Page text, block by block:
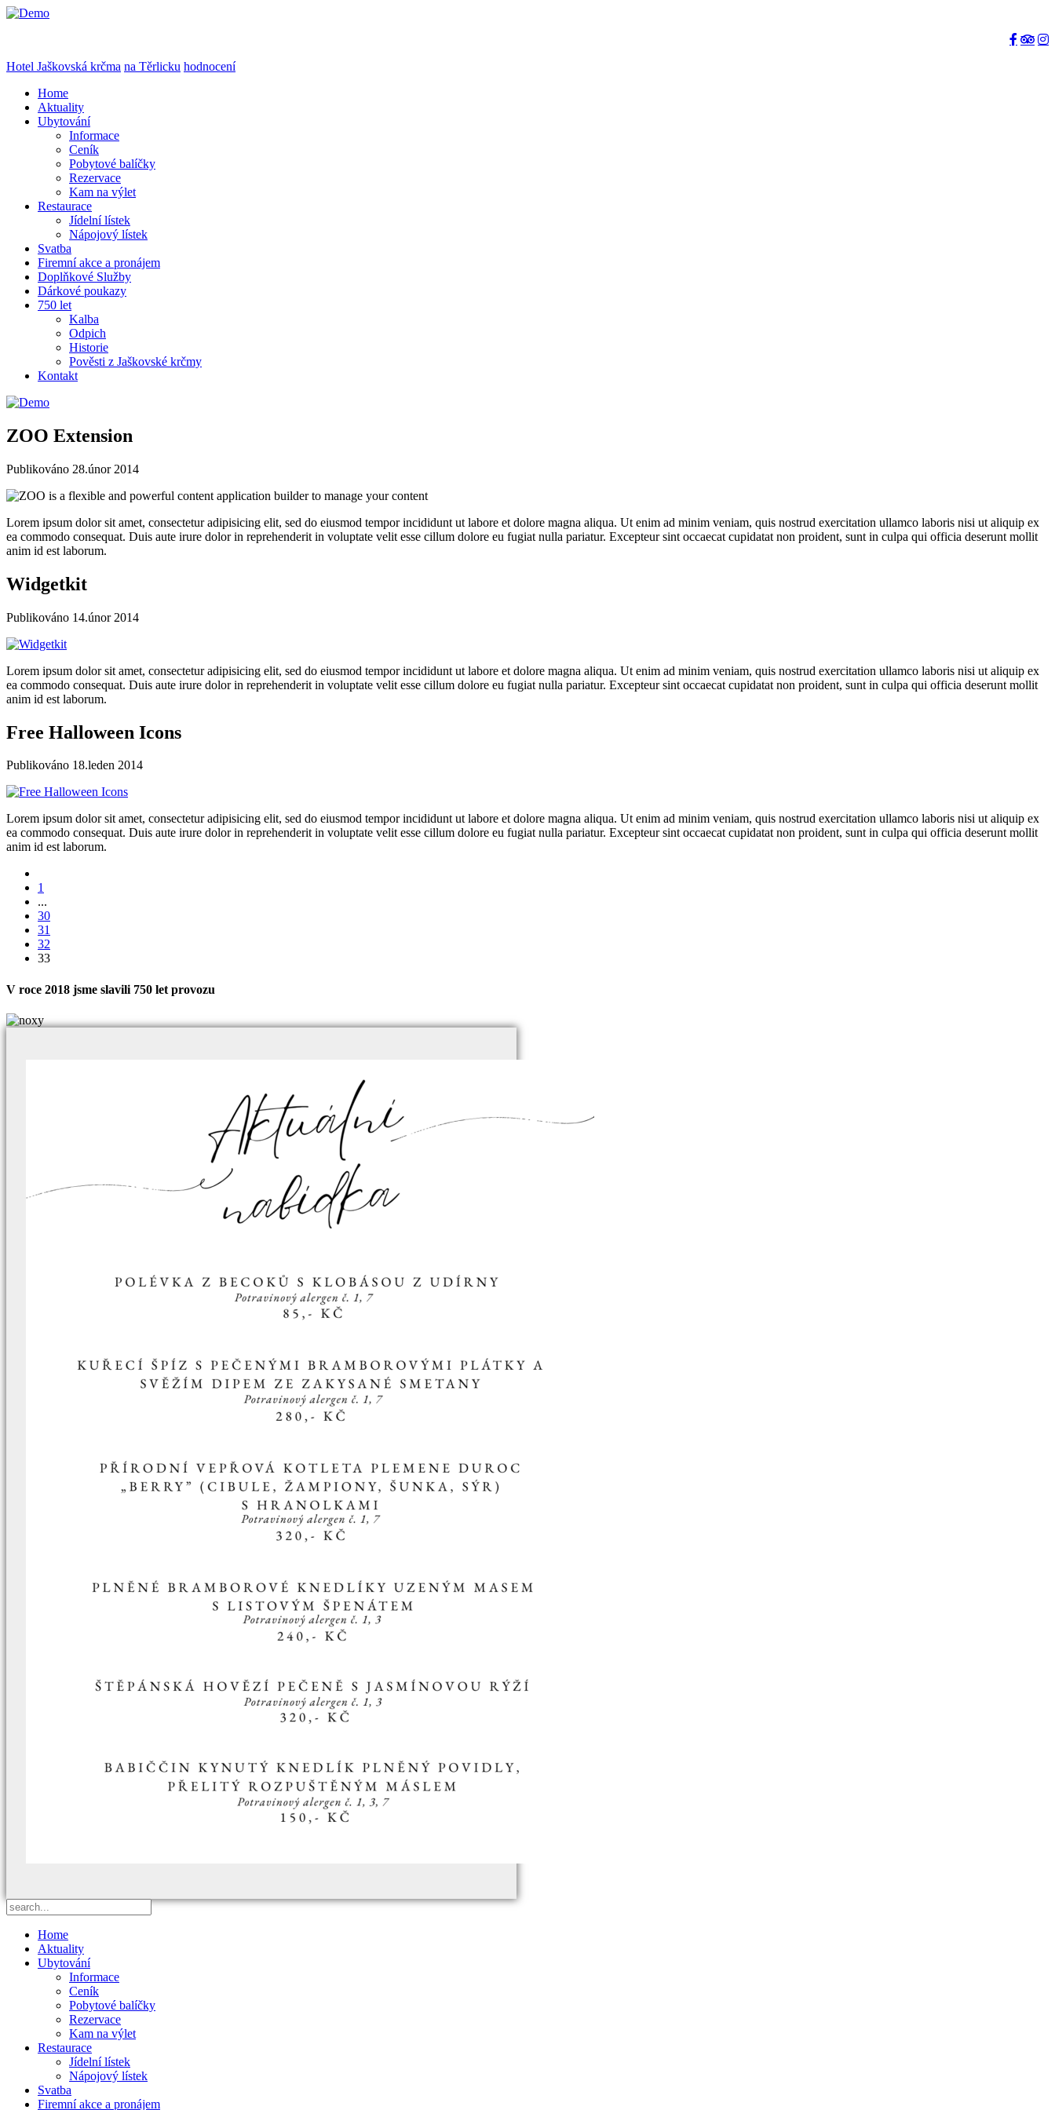
Hotel Jaškovská krčma na Těrlicku hodnocení
Home
Aktuality
Ubytování
Informace
Ceník
Pobytové balíčky
Rezervace
Kam na výlet
Restaurace
Jídelní lístek
Nápojový lístek
Svatba
Firemní akce a pronájem
Doplňkové Služby
Dárkové poukazy
750 let
Kalba
Odpich
Historie
Pověsti z Jaškovské krčmy
Kontakt
ZOO Extension
Publikováno 28.únor 2014
Lorem ipsum dolor sit amet, consectetur adipisicing elit, sed do eiusmod tempor incididunt ut labore et dolore magna aliqua. Ut enim ad minim veniam, quis nostrud exercitation ullamco laboris nisi ut aliquip ex
ea commodo consequat. Duis aute irure dolor in reprehenderit in voluptate velit esse cillum dolore eu fugiat nulla pariatur. Excepteur sint occaecat cupidatat non proident, sunt in culpa qui officia deserunt mollit
anim id est laborum.
Widgetkit
Publikováno 14.únor 2014
Lorem ipsum dolor sit amet, consectetur adipisicing elit, sed do eiusmod tempor incididunt ut labore et dolore magna aliqua. Ut enim ad minim veniam, quis nostrud exercitation ullamco laboris nisi ut aliquip ex
ea commodo consequat. Duis aute irure dolor in reprehenderit in voluptate velit esse cillum dolore eu fugiat nulla pariatur. Excepteur sint occaecat cupidatat non proident, sunt in culpa qui officia deserunt mollit
anim id est laborum.
Free Halloween Icons
Publikováno 18.leden 2014
Lorem ipsum dolor sit amet, consectetur adipisicing elit, sed do eiusmod tempor incididunt ut labore et dolore magna aliqua. Ut enim ad minim veniam, quis nostrud exercitation ullamco laboris nisi ut aliquip ex
ea commodo consequat. Duis aute irure dolor in reprehenderit in voluptate velit esse cillum dolore eu fugiat nulla pariatur. Excepteur sint occaecat cupidatat non proident, sunt in culpa qui officia deserunt mollit
anim id est laborum.
1
...
30
31
32
33
V roce 2018 jsme slavili 750 let provozu
Home
Aktuality
Ubytování
Informace
Ceník
Pobytové balíčky
Rezervace
Kam na výlet
Restaurace
Jídelní lístek
Nápojový lístek
Svatba
Firemní akce a pronájem